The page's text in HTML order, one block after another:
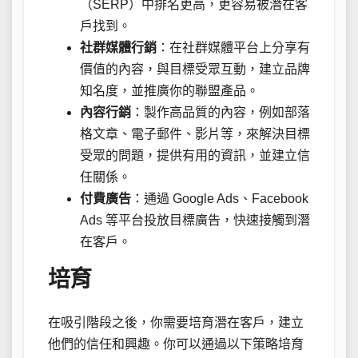
（SERP）中排名更高，更容易被潛在客
戶找到。
社群媒體行銷 ：在社群媒體平台上分享有
價值的內容，與目標受眾互動，建立品牌
知名度，並推廣你的聯盟產品。
內容行銷 ：製作高品質的內容，例如部落
格文章、電子郵件、影片等，來解決目標
受眾的問題，提供有用的資訊，並建立信
任關係。
付費廣告 ：通過 Google Ads、Facebook
Ads 等平台投放目標廣告，快速接觸到潛
在客戶。
培育
在吸引階段之後，你需要培育潛在客戶，建立
他們的信任和興趣。你可以通過以下策略培育